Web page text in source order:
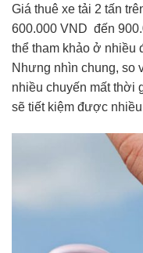
Giá thuê xe tải 2 tấn
600.000 VND đến
thể tham khảo ở nhiều
Nhưng nhìn chung, so
nhiều chuyến mất thời
sẽ tiết kiệm được